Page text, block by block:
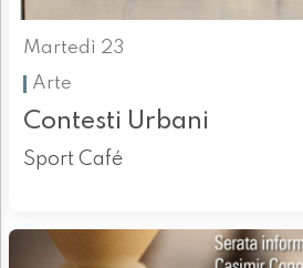
Martedì 23
Arte
Contesti Urbani
Sport Café